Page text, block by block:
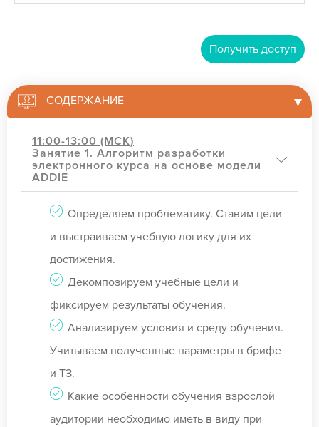
Получить доступ
СОДЕРЖАНИЕ
11:00-13:00 (МСК)
Занятие 1. Алгоритм разработки
электронного курса на основе модели
ADDIE
Определяем проблематику. Ставим цели
и выстраиваем учебную логику для их
достижения.
Декомпозируем учебные цели и
фиксируем результаты обучения.
Анализируем условия и среду обучения.
Учитываем полученные параметры в брифе
и ТЗ.
Какие особенности обучения взрослой
аудитории необходимо иметь в виду при